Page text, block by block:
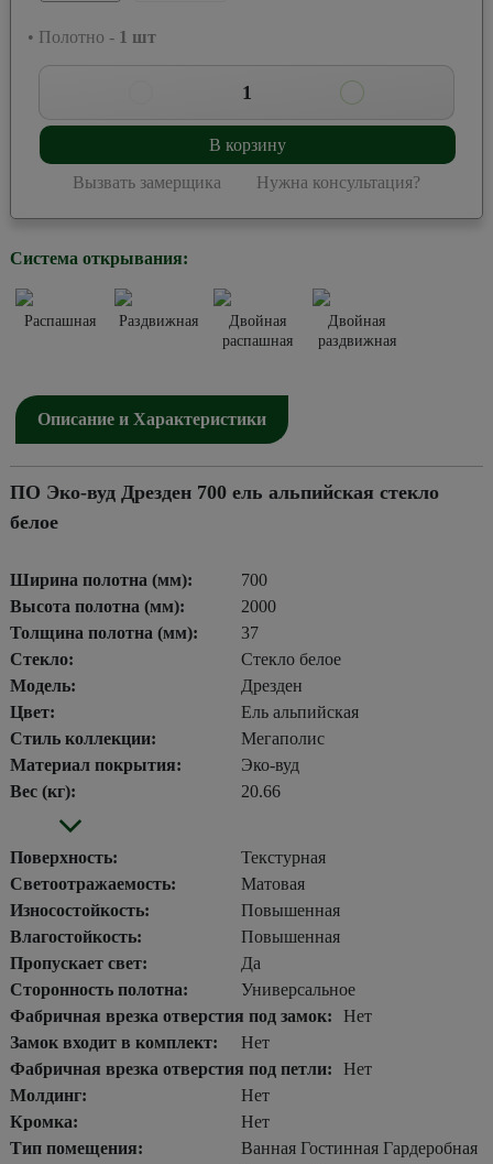
• Полотно - 1 шт
1
В корзину
Вызвать замерщика Нужна консультация?
Система открывания:
Распашная Раздвижная
Двойная
распашная
Двойная
раздвижная
Описание и Характеристики
ПО Эко-вуд Дрезден 700 ель альпийская стекло
белое
Ширина полотна (мм):
700
Высота полотна (мм):
2000
Толщина полотна (мм):
37
Стекло:
Стекло белое
Модель:
Дрезден
Цвет:
Ель альпийская
Стиль коллекции:
Мегаполис
Материал покрытия:
Эко-вуд
Вес (кг):
20.66
Поверхность:
Текстурная
Светоотражаемость:
Матовая
Износостойкость:
Повышенная
Влагостойкость:
Повышенная
Пропускает свет:
Да
Сторонность полотна:
Универсальное
Фабричная врезка отверстия под замок:
Нет
Замок входит в комплект:
Нет
Фабричная врезка отверстия под петли:
Нет
Молдинг:
Нет
Кромка:
Нет
Тип помещения:
Ванная Гостинная Гардеробная